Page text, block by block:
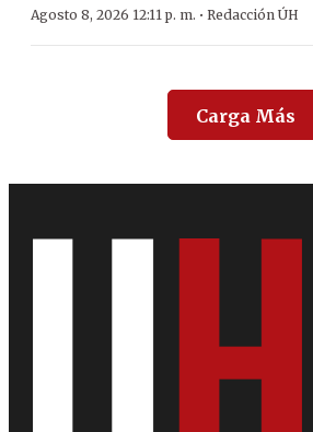
Agosto 8, 2026 12:11 p. m. · Redacción ÚH
Carga Más